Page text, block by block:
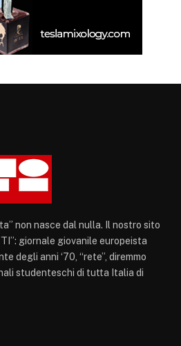
non nasce dal nulla. Il nostro sito
giornale giovanile europeista
degli anni ‘70, “rete”, diremmo
studenteschi di tutta Italia di